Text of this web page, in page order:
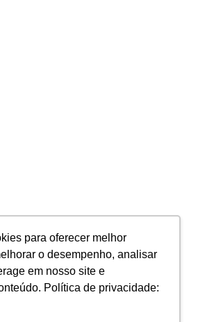
para oferecer melhor
o desempenho, analisar
em nosso site e
Política de privacidade: